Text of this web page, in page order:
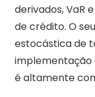
derivados, VaR
de crédito. O
estocástica de
implementação
é altamente